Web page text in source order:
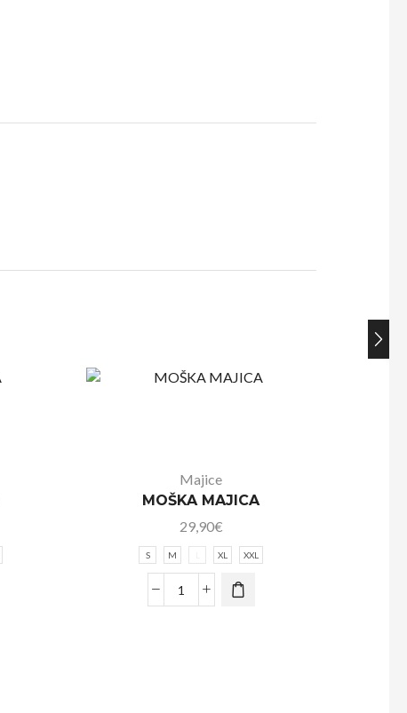
Majice
MOŠKA MAJICA
29,90€
S M XL XXL